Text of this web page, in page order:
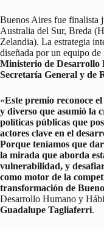
Buenos Aires fue finalista
Australia del Sur, Breda
Zelandia). La estrategia
diseñada por un equipo
Ministerio de Desarrollo
Secretaría General y de
«Este premio reconoce
y diverso que asumió la
políticas públicas que
actores clave en el
Porque teníamos que
la mirada que aborda
vulnerabilidad, y
como motor de la
transformación de
Desarrollo Humano y
Guadalupe Tagliaferri.